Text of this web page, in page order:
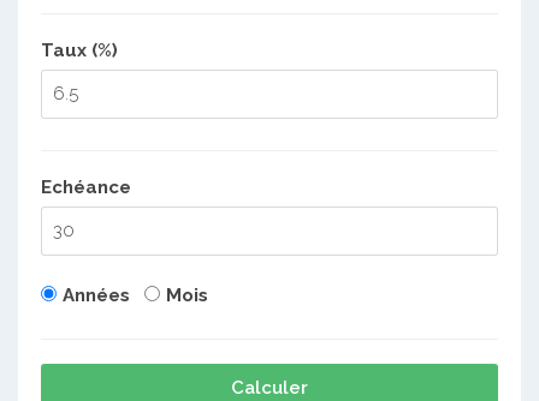
Taux (%)
Echéance
Années Mois
Calculer